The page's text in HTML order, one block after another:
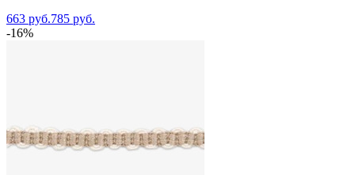
663 руб.785 руб.
-16%